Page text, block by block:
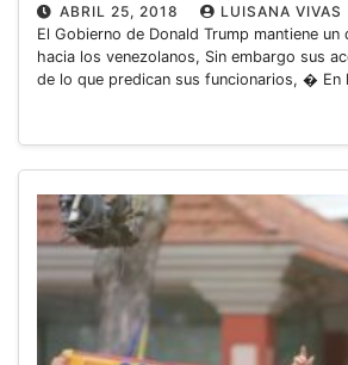
ABRIL 25, 2018
LUISANA VIVAS
El Gobierno de Donald Trump mantiene
hacia los venezolanos, Sin embargo sus
de lo que predican sus funcionarios, � En